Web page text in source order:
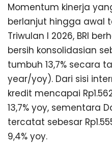
Momentum kinerja
berlanjut hingga awal
Triwulan I 2026, BRI
bersih konsolidasian
tumbuh 13,7% secara
year/yoy). Dari sisi
kredit mencapai
13,7% yoy, sementara
tercatat sebesar
9,4% yoy.